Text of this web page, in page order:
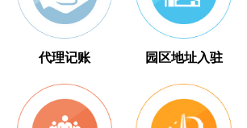
代理记账 园区地址入驻